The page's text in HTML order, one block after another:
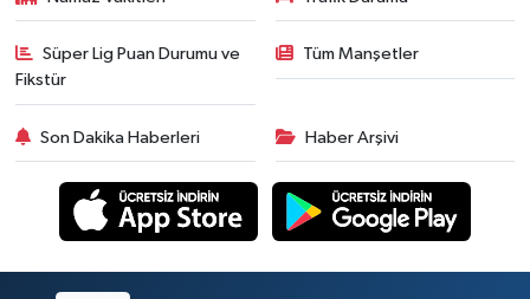
Süper Lig Puan Durumu ve
Fikstür
Tüm Manşetler
Son Dakika Haberleri Haber Arşivi